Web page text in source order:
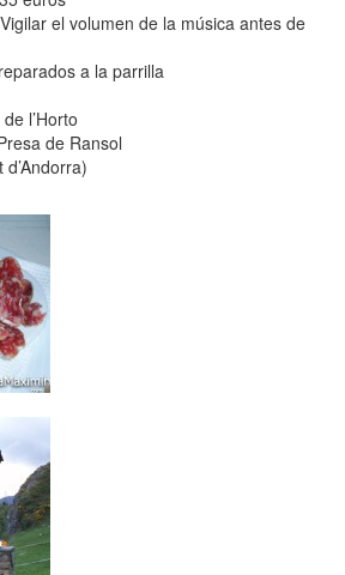
Vigilar el volumen de la música antes de
a la parrilla
l’Horto
de Ransol